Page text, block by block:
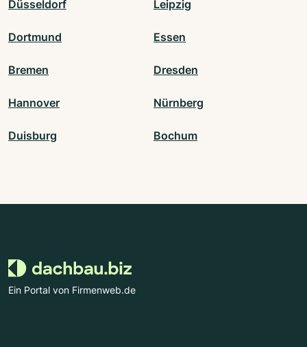
Düsseldorf Leipzig
Dortmund Essen
Bremen Dresden
Hannover Nürnberg
Duisburg Bochum
Ein Portal von Firmenweb.de